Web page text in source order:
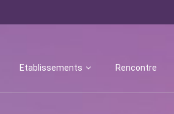
Etablissements Rencontre